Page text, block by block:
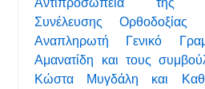
Αντιπροσωπεία της
Συνέλευσης
Αναπληρωτή Γενικό
Αμανατίδη και τους
Κώστα Μυγδάλη και